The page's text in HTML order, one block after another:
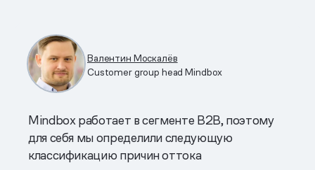
Валентин Москалёв
Customer group head Mindbox
Mindbox работает в сегменте B2B, поэтому
для себя мы определили следующую
классификацию причин оттока